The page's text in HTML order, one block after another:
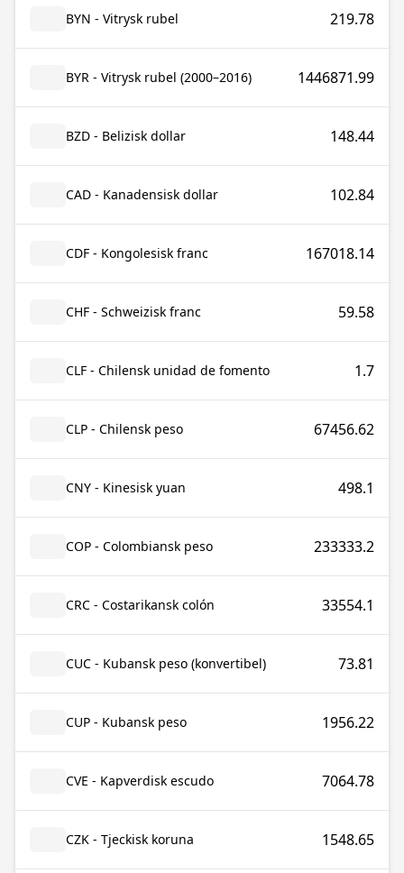
BYN - Vitrysk rubel 219.78
BYR - Vitrysk rubel (2000–2016) 1446871.99
BZD - Belizisk dollar 148.44
CAD - Kanadensisk dollar 102.84
CDF - Kongolesisk franc 167018.14
CHF - Schweizisk franc 59.58
CLF - Chilensk unidad de fomento 1.7
CLP - Chilensk peso 67456.62
CNY - Kinesisk yuan 498.1
COP - Colombiansk peso 233333.2
CRC - Costarikansk colón 33554.1
CUC - Kubansk peso (konvertibel) 73.81
CUP - Kubansk peso 1956.22
CVE - Kapverdisk escudo 7064.78
CZK - Tjeckisk koruna 1548.65